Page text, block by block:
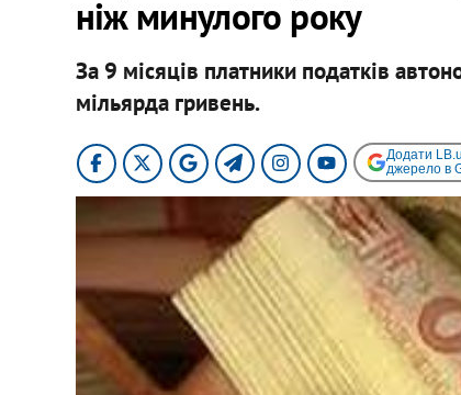
ніж минулого року
За 9 місяців платники податків
мільярда гривень.
Додати
джерело в